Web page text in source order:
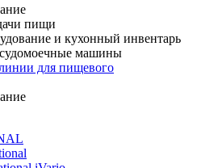
пищи
и кухонный инвентарь
машины
для пищевого